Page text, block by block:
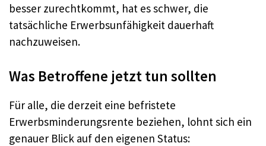
besser zurechtkommt, hat es schwer, die
tatsächliche Erwerbsunfähigkeit dauerhaft
nachzuweisen.
Was Betroffene jetzt tun sollten
Für alle, die derzeit eine befristete
Erwerbsminderungsrente beziehen, lohnt sich ein
genauer Blick auf den eigenen Status: